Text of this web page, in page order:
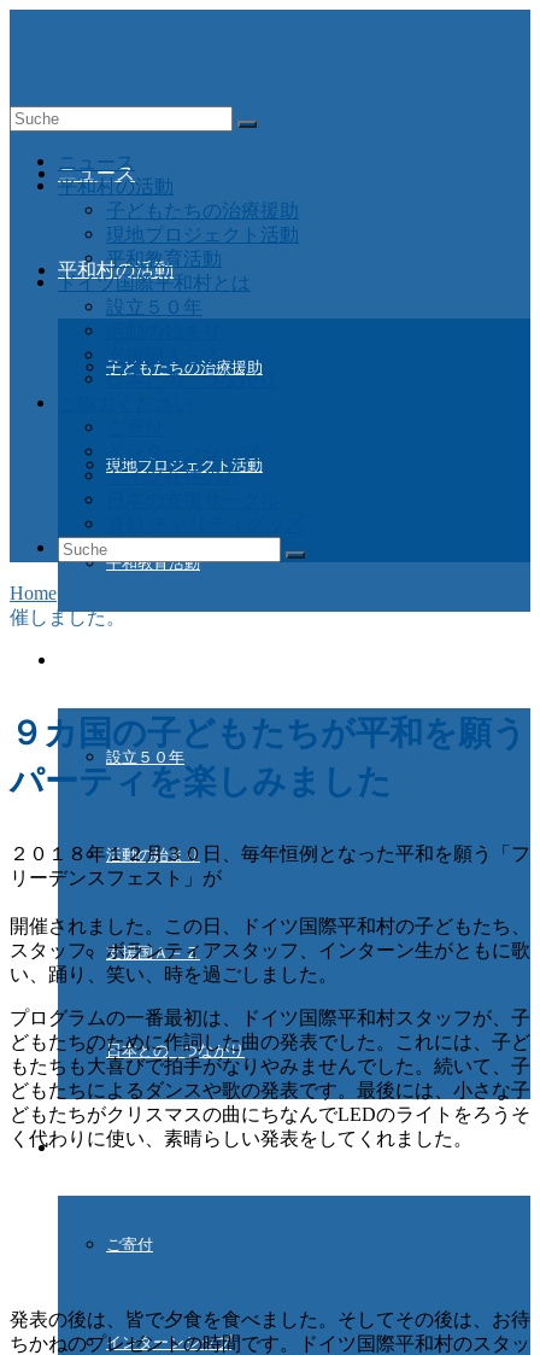
ニュース
平和村の活動
子どもたちの治療援助
現地プロジェクト活動
平和教育活動
設立５０年
活動の始まり
支援国Ａ－Ｚ
日本との つながり
ご協力ください
ご寄付
インターンシップ
Suche
ニュース
平和村の活動
子どもたちの治療援助
現地プロジェクト活動
平和教育活動
ドイツ国際平和村とは
設立５０年
支援国Ａ－Ｚ
日本との つながり
インターンシップ
ドイツ在住の方
Suche
nach:
Home
催しました。
９カ国の子どもたちが平和を願う
パーティを楽しみました
２０１８年１２月３０日、毎年恒例となった平和を願う「フ
リーデンスフェスト」が
開催されました。この日、ドイツ国際平和村の子どもたち、
スタッフ、ボランティアスタッフ、インターン生がともに歌
い、踊り、笑い、時を過ごしました。
プログラムの一番最初は、ドイツ国際平和村スタッフが、子
どもたちのために作詞した曲の発表でした。これには、子ど
もたちも大喜びで拍手がなりやみませんでした。続いて、子
どもたちによるダンスや歌の発表です。最後には、小さな子
どもたちがクリスマスの曲にちなんでLEDのライトをろうそ
く代わりに使い、素晴らしい発表をしてくれました。
発表の後は、皆で夕食を食べました。そしてその後は、お待
ちかねのプレゼントの時間です。ドイツ国際平和村のスタッ